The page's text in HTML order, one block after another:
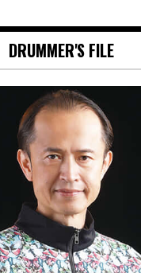
DRUMMER'S FILE